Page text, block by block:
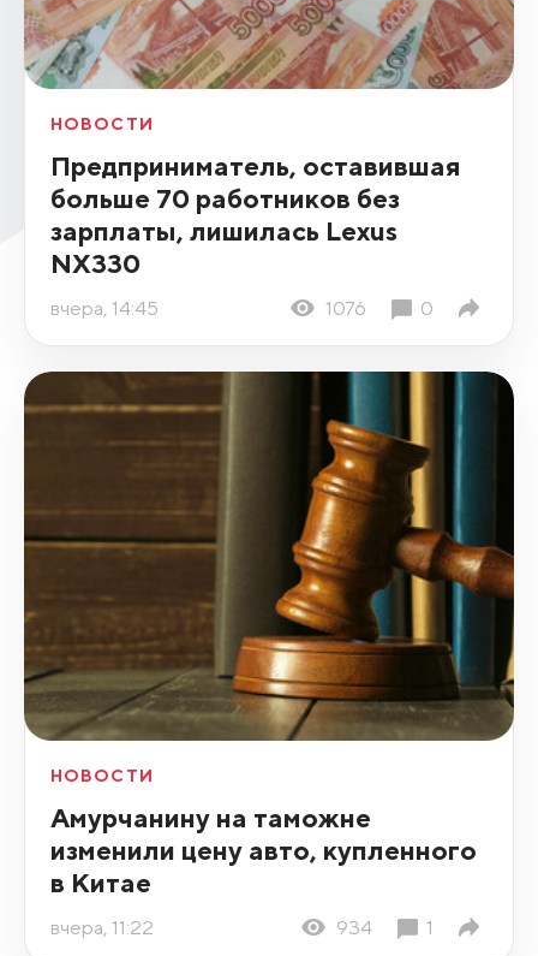
НОВОСТИ
Предприниматель, оставившая
больше 70 работников без
зарплаты, лишилась Lexus
NX330
вчера, 14:45 1076 0
НОВОСТИ
Амурчанину на таможне
изменили цену авто, купленного
в Китае
вчера, 11:22 934 1